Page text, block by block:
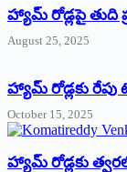
హ్యామ్‌ రోడ్లపై తుది
August 25, 2025
హ్యామ్‌ రోడ్లకు
October 15, 2025
హ్యామ్‌ రోడ్లకు